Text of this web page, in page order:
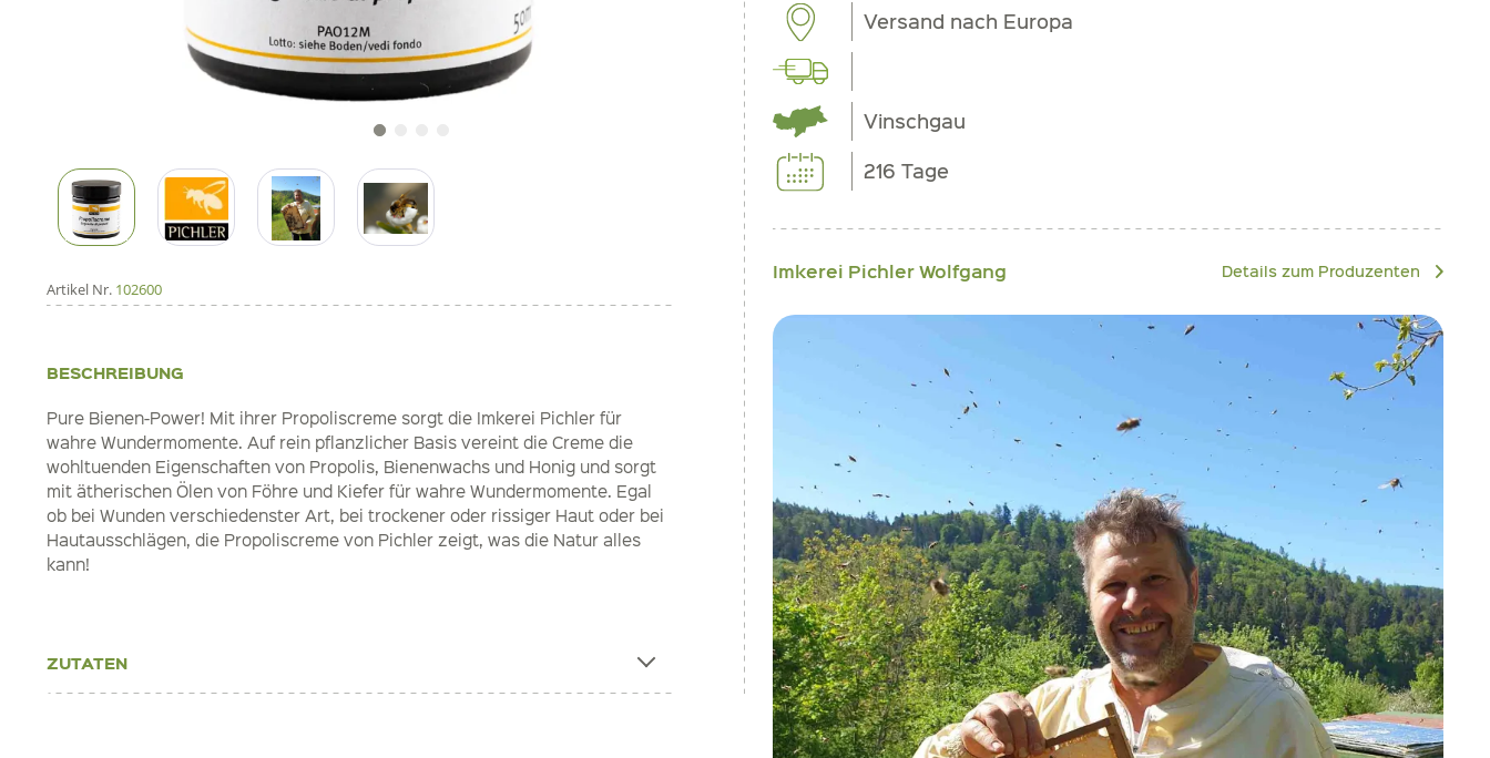
Artikel Nr. 102600
BESCHREIBUNG
Pure Bienen-Power! Mit ihrer Propoliscreme sorgt die Imkerei Pichler für
wahre Wundermomente. Auf rein pflanzlicher Basis vereint die Creme die
wohltuenden Eigenschaften von Propolis, Bienenwachs und Honig und sorgt
mit ätherischen Ölen von Föhre und Kiefer für wahre Wundermomente. Egal
ob bei Wunden verschiedenster Art, bei trockener oder rissiger Haut oder bei
Hautausschlägen, die Propoliscreme von Pichler zeigt, was die Natur alles
kann!
ZUTATEN
Versand nach Europa
Vinschgau
216 Tage
Imkerei Pichler Wolfgang Details zum Produzenten